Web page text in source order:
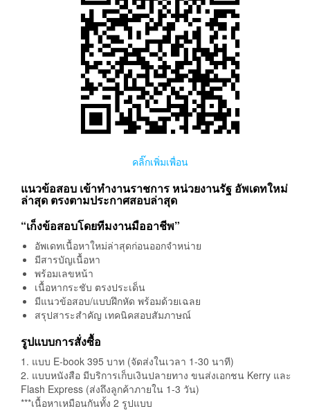
คลิ๊กเพิ่มเพื่อน
แนวข้อสอบ เข้าทำงานราชการ หน่วยงานรัฐ อัพเดทใหม่
ล่าสุด ตรงตามประกาศสอบล่าสุด
“เก็งข้อสอบโดยทีมงานมืออาชีพ”
อัพเดทเนื้อหาใหม่ล่าสุดก่อนออกจำหน่าย
มีสารบัญเนื้อหา
พร้อมเลขหน้า
เนื้อหากระชับ ตรงประเด็น
มีแนวข้อสอบ/แบบฝึกหัด พร้อมด้วยเฉลย
สรุปสาระสำคัญ เทคนิคสอบสัมภาษณ์
รูปแบบการสั่งซื้อ
1. แบบ E-book 395 บาท (จัดส่งในเวลา 1-30 นาที)
2. แบบหนังสือ มีบริการเก็บเงินปลายทาง ขนส่งเอกชน Kerry และ
Flash Express (ส่งถึงลูกค้าภายใน 1-3 วัน)
***เนื้อหาเหมือนกันทั้ง 2 รูปแบบ